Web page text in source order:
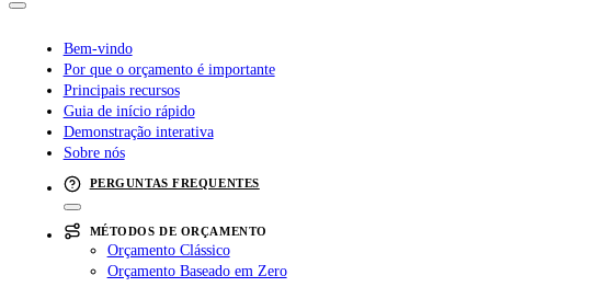
Bem-vindo
Por que o orçamento é importante
Principais recursos
Guia de início rápido
Demonstração interativa
Sobre nós
PERGUNTAS FREQUENTES
MÉTODOS DE ORÇAMENTO
Orçamento Clássico
Orçamento Baseado em Zero